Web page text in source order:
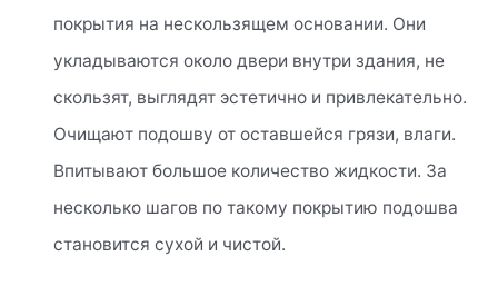
покрытия на нескользящем основании. Они
укладываются около двери внутри здания, не
скользят, выглядят эстетично и привлекательно.
Очищают подошву от оставшейся грязи, влаги.
Впитывают большое количество жидкости. За
несколько шагов по такому покрытию подошва
становится сухой и чистой.